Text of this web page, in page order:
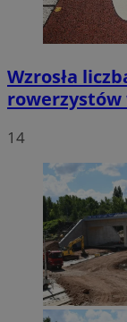
Wzrosła
rowerzystów
14